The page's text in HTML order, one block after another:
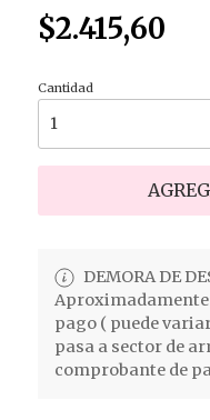
$2.415,60
Cantidad
DEMORA DE
Aproximadamente
pago ( puede
pasa a sector de
comprobante de